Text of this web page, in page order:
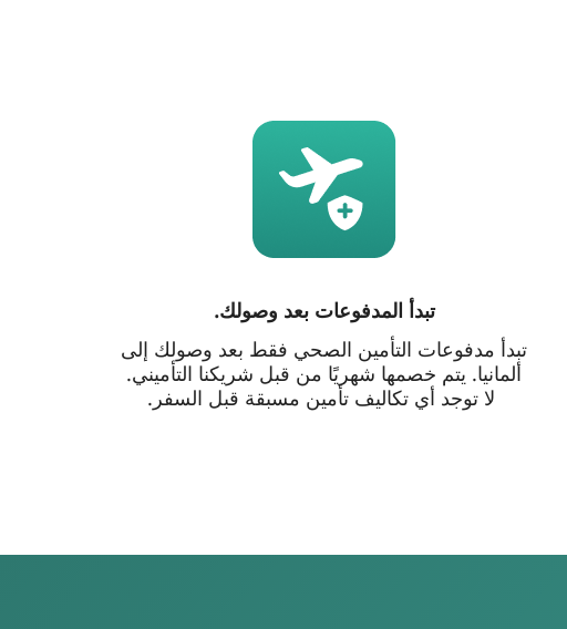
تبدأ المدفوعات بعد وصولك.
تبدأ مدفوعات التأمين الصحي فقط بعد وصولك إلى
ألمانيا. يتم خصمها شهريًا من قبل شريكنا التأميني.
لا توجد أي تكاليف تأمين مسبقة قبل السفر.